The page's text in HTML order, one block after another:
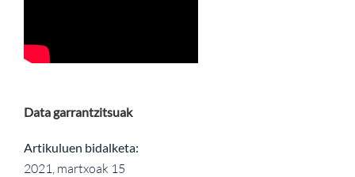
Data garrantzitsuak
Artikuluen bidalketa:
2021, martxoak 15